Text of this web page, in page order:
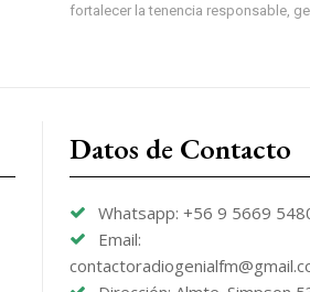
fortalecer la tenencia responsable,
Datos de Contacto
Whatsapp: +56 9 5669
Email: